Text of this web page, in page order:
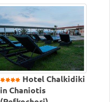
Hotel Chalkidiki
in Chaniotis